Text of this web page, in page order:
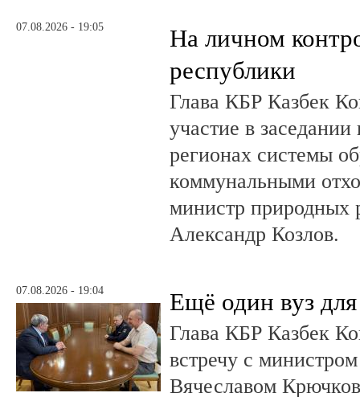
07.08.2026 - 19:05
На личном
республики
Глава КБР Казбек
участие в
регионах системы
коммунальными
министр природных
Александр Козлов.
07.08.2026 - 19:04 Ещё один вуз
Глава КБР Казбек
встречу с
Вячеславом